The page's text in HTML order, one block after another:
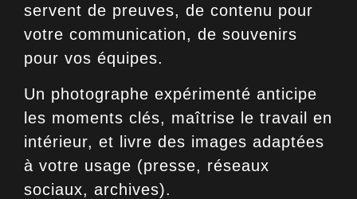
servent de preuves, de contenu pour
votre communication, de souvenirs
pour vos équipes.
Un photographe expérimenté anticipe
les moments clés, maîtrise le travail en
intérieur, et livre des images adaptées
à votre usage (presse, réseaux
sociaux, archives).